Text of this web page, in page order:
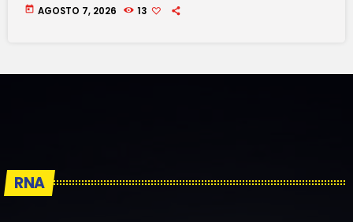
today AGOSTO 7, 2026 13
RNA